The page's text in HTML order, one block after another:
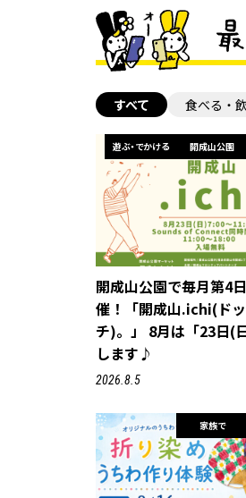
すべて 食べる・
遊ぶ・でかける 開成山公園
開成山公園で毎月第4
催！「開成山.ichi(ド
チ)。」 8月は「23日(
します♪
2026.8.5
家族で